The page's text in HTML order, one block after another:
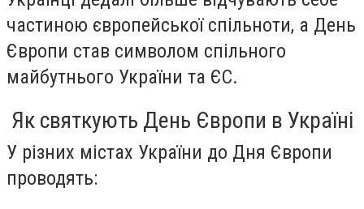
частиною європейської спільноти, а День
Європи став символом спільного
майбутнього України та ЄС.
Як святкують День Європи в Україні
У різних містах України до Дня Європи
проводять: